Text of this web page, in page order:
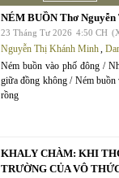
NÉM BUỒN Thơ
23 Tháng Tư 2026 4:50 CH
Nguyễn Thị Khánh Minh,
Ném buồn vào phố đông /
giữa đồng không / Ném
rồng
KHALY CHÀM: KHI
TRƯỜNG CỦA VÔ